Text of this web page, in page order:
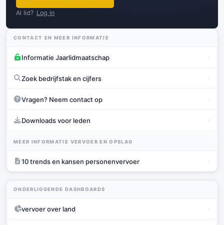
Al lid? Log in
CONTACT EN MEER INFORMATIE
Informatie Jaarlidmaatschap ›
Zoek bedrijfstak en cijfers ›
Vragen? Neem contact op ›
Downloads voor leden ›
MEER INFORMATIE VERVOER EN OPSLAG
10 trends en kansen personenvervoer ›
ONDERLIGGENDE DASHBOARDS
vervoer over land ›